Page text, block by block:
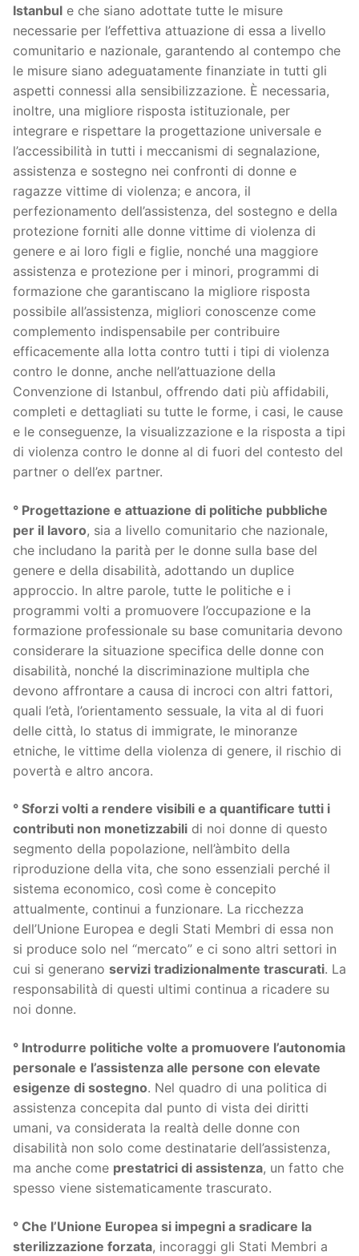
Istanbul e che siano adottate tutte le misure
necessarie per l’effettiva attuazione di essa a livello
comunitario e nazionale, garantendo al contempo che
le misure siano adeguatamente finanziate in tutti gli
aspetti connessi alla sensibilizzazione. È necessaria,
inoltre, una migliore risposta istituzionale, per
integrare e rispettare la progettazione universale e
l’accessibilità in tutti i meccanismi di segnalazione,
assistenza e sostegno nei confronti di donne e
ragazze vittime di violenza; e ancora, il
perfezionamento dell’assistenza, del sostegno e della
protezione forniti alle donne vittime di violenza di
genere e ai loro figli e figlie, nonché una maggiore
assistenza e protezione per i minori, programmi di
formazione che garantiscano la migliore risposta
possibile all’assistenza, migliori conoscenze come
complemento indispensabile per contribuire
efficacemente alla lotta contro tutti i tipi di violenza
contro le donne, anche nell’attuazione della
Convenzione di Istanbul, offrendo dati più affidabili,
completi e dettagliati su tutte le forme, i casi, le cause
e le conseguenze, la visualizzazione e la risposta a tipi
di violenza contro le donne al di fuori del contesto del
partner o dell’ex partner.
° Progettazione e attuazione di politiche pubbliche
per il lavoro, sia a livello comunitario che nazionale,
che includano la parità per le donne sulla base del
genere e della disabilità, adottando un duplice
approccio. In altre parole, tutte le politiche e i
programmi volti a promuovere l’occupazione e la
formazione professionale su base comunitaria devono
considerare la situazione specifica delle donne con
disabilità, nonché la discriminazione multipla che
devono affrontare a causa di incroci con altri fattori,
quali l’età, l’orientamento sessuale, la vita al di fuori
delle città, lo status di immigrate, le minoranze
etniche, le vittime della violenza di genere, il rischio di
povertà e altro ancora.
° Sforzi volti a rendere visibili e a quantificare tutti i
contributi non monetizzabili di noi donne di questo
segmento della popolazione, nell’àmbito della
riproduzione della vita, che sono essenziali perché il
sistema economico, così come è concepito
attualmente, continui a funzionare. La ricchezza
dell’Unione Europea e degli Stati Membri di essa non
si produce solo nel “mercato” e ci sono altri settori in
cui si generano servizi tradizionalmente trascurati. La
responsabilità di questi ultimi continua a ricadere su
noi donne.
° Introdurre politiche volte a promuovere l’autonomia
personale e l’assistenza alle persone con elevate
esigenze di sostegno. Nel quadro di una politica di
assistenza concepita dal punto di vista dei diritti
umani, va considerata la realtà delle donne con
disabilità non solo come destinatarie dell’assistenza,
ma anche come prestatrici di assistenza, un fatto che
spesso viene sistematicamente trascurato.
° Che l’Unione Europea si impegni a sradicare la
sterilizzazione forzata, incoraggi gli Stati Membri a